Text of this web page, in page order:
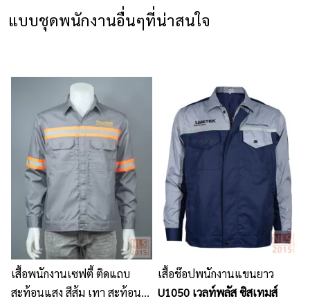
แบบชุดพนักงานอื่นๆที่น่าสนใจ
เสื้อพนักงานเซฟตี้ ติดแถบ
สะท้อนแสง สีส้ม เทา สะท้อน
เสื้อช๊อปพนักงานแขนยาว
U1050 เวลท์พลัส ซิสเทมส์